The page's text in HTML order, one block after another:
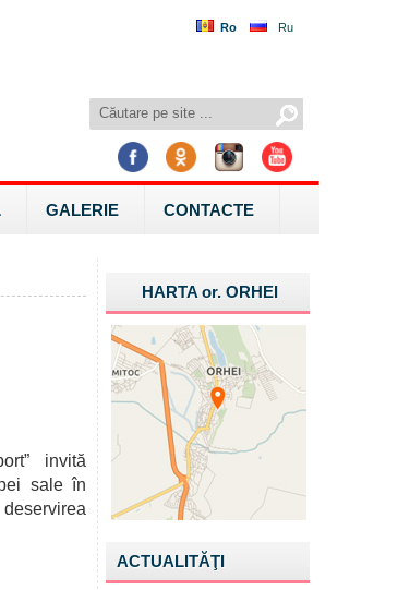
Ro Ru
GALERIE CONTACTE
invită
sale în
HARTA or.ORHEI
ACTUALITĂŢI